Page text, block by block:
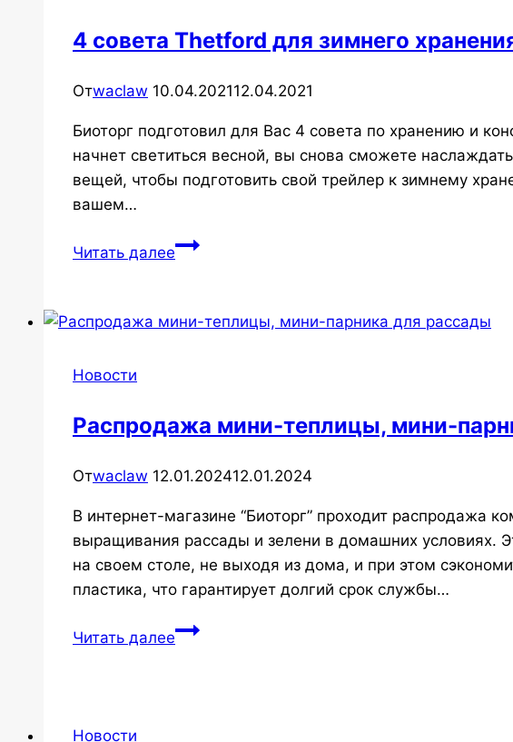
4 совета Thetford для зимнего
Отwaclaw 10.04.202112.04.2021
Биоторг подготовил для Вас 4 совета по хранению и
начнет светиться весной, вы снова сможете
вещей, чтобы подготовить свой трейлер к зимнему
вашем…
Читать далее4
для
Новости
Распродажа мини-теплицы, мини-
Отwaclaw 12.01.202412.01.2024
В интернет-магазине “Биоторг” проходит распродажа
выращивания рассады и зелени в домашних условиях.
на своем столе, не выходя из дома, и при этом
пластика, что гарантирует долгий срок службы…
Читать далееРаспродажа
Новости